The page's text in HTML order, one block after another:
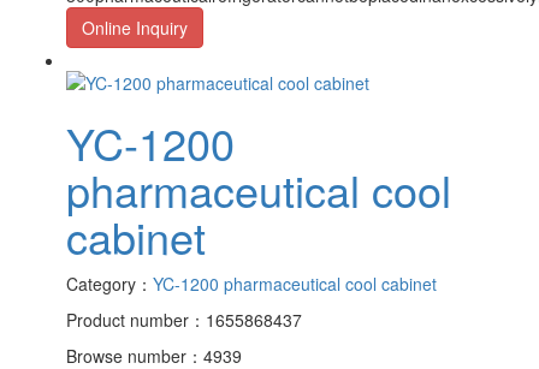
Online Inquiry
YC-1200
pharmaceutical cool
cabinet
Category： YC-1200 pharmaceutical cool cabinet
Product number：1655868437
Browse number：4939